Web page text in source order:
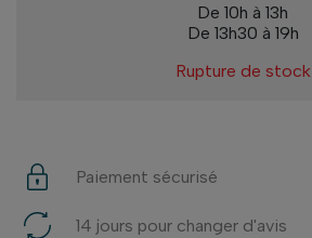
De 10h à 13h
De 13h30 à 19h
Rupture de stock
Paiement sécurisé
14 jours pour changer d'avis